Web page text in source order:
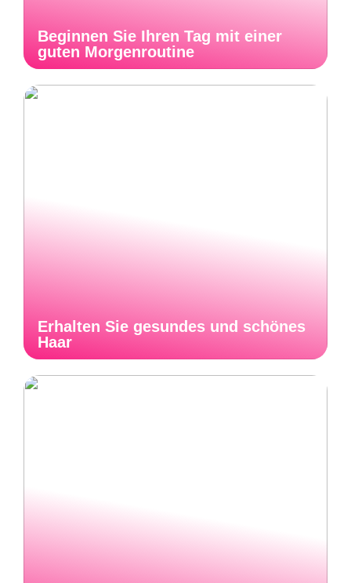
Beginnen Sie Ihren Tag mit einer
guten Morgenroutine
Erhalten Sie gesundes und schönes
Haar